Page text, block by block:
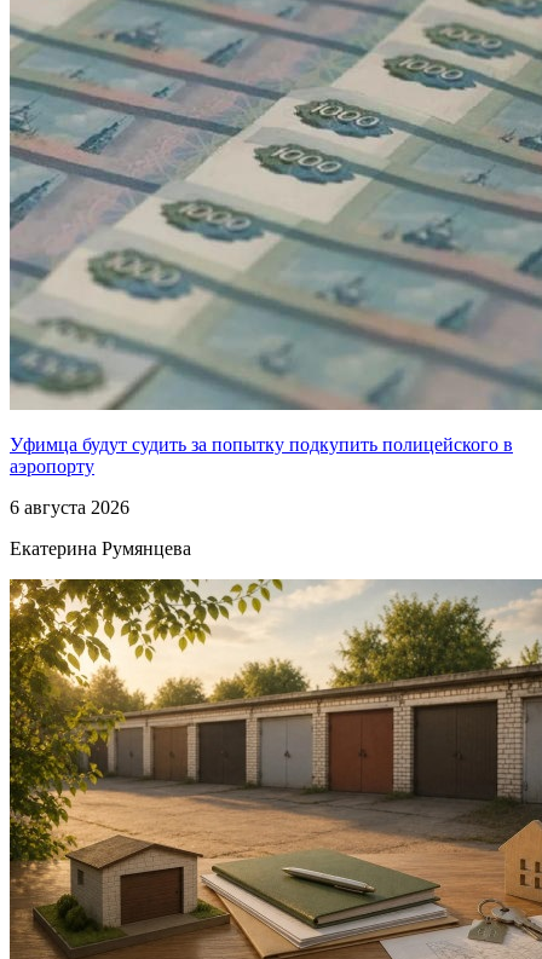
Уфимца будут судить за попытку подкупить полицейского в
аэропорту
6 августа 2026
Екатерина Румянцева